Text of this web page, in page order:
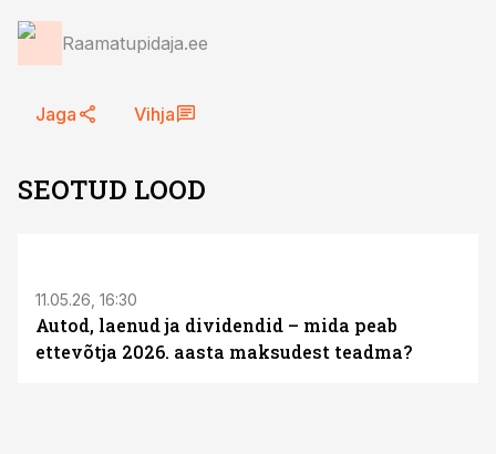
Raamatupidaja.ee
Jaga Vihja
SEOTUD LOOD
11.05.26, 16:30
Autod, laenud ja dividendid – mida peab
ettevõtja 2026. aasta maksudest teadma?